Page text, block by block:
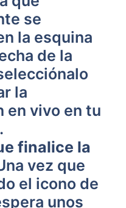
se
la esquina
de la
la
en vivo en tu
finalice la
vez que
el icono de
unos